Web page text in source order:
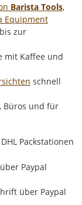
Barista Tools,
Equipment
zur
mit Kaffee und
schnell
Büros und für